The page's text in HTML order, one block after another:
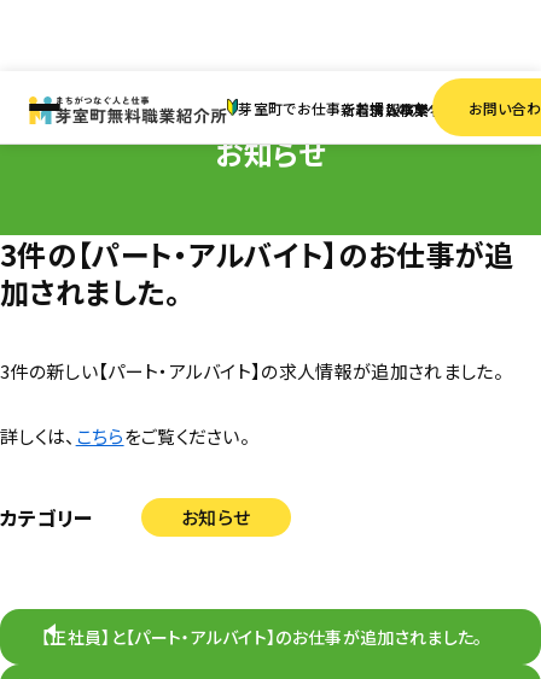
芽室町でお仕事をお探しの方へ
新着情報求人検索事業者一覧お問い合
3件の【パート・アルバイト】のお仕事が追加されました。
お知らせ
3件の【パート・アルバイト】のお仕事が追
加されました。
3件の新しい【パート・アルバイト】の求人情報が追加されました。
詳しくは、 こちらをご覧ください。
カテゴリー お知らせ
【正社員】と【パート・アルバイト】のお仕事が追加されました。